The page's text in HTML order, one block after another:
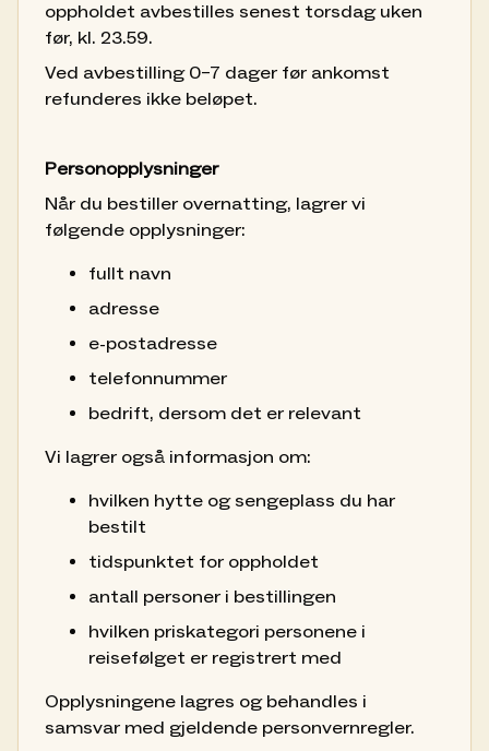
oppholdet avbestilles senest torsdag uken
før, kl. 23.59.
Ved avbestilling 0–7 dager før ankomst
refunderes ikke beløpet.
Personopplysninger
Når du bestiller overnatting, lagrer vi
følgende opplysninger:
fullt navn
adresse
e-postadresse
telefonnummer
bedrift, dersom det er relevant
Vi lagrer også informasjon om:
hvilken hytte og sengeplass du har
bestilt
tidspunktet for oppholdet
antall personer i bestillingen
hvilken priskategori personene i
reisefølget er registrert med
Opplysningene lagres og behandles i
samsvar med gjeldende personvernregler.